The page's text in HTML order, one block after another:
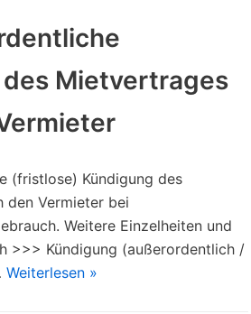
Mietvertrages
(fristlose) Kündigung des
den Vermieter bei
Weitere Einzelheiten und
>>> Kündigung (außerordentlich /
Weiterlesen »